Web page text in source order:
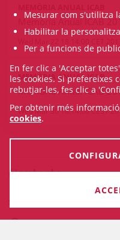
Memòria Anual ICAB
MEMÒRIA ANUAL ICAB
Memòria Anual ICAB
Wed Mar 30 18:14:00 CEST
Contacte
Mallorca, 283
Mesurar com s'utilitza
Habilitar la
Per a funcions de
En fer clic a 'Acceptar
les cookies. Si prefereixes
rebutjar-les, fes clic a
Per obtenir més
cookies.